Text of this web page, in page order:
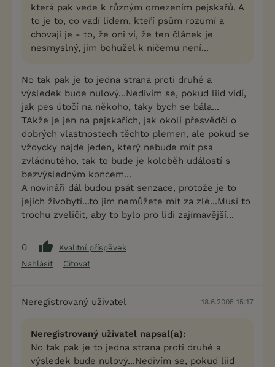
která pak vede k různým omezením pejskařů. A
to je to, co vadí lidem, kteří psům rozumí a
chovají je - to, že oni ví, že ten článek je
nesmyslný, jim bohužel k ničemu není...
No tak pak je to jedna strana proti druhé a
výsledek bude nulový...Nedivím se, pokud liid vidí,
jak pes útočí na někoho, taky bych se bála...
TAkže je jen na pejskařích, jak okolí přesvědčí o
dobrých vlastnostech těchto plemen, ale pokud se
vždycky najde jeden, který nebude mít psa
zvládnutého, tak to bude je koloběh událostí s
bezvýsledným koncem...
A novináři dál budou psát senzace, protože je to
jejich živobytí...to jim nemůžete mít za zlé...Musí to
trochu zveličit, aby to bylo pro lidi zajímavější...
0
Kvalitní příspěvek
Nahlásit
Citovat
Neregistrovaný uživatel 18.6.2005 15:17
Neregistrovaný uživatel napsal(a):
No tak pak je to jedna strana proti druhé a
výsledek bude nulový...Nedivím se, pokud liid